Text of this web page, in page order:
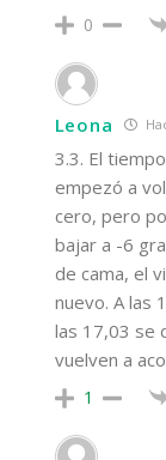
0
Leona
3.3. El
empezó a
cero, pero
bajar a -6
de cama, el
nuevo. A las
las 17,03 se
vuelven a
1